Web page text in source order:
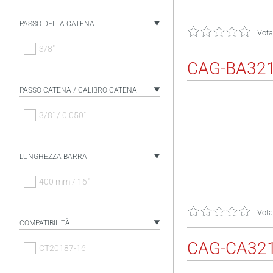
PASSO DELLA CATENA
3/8"
PASSO CATENA / CALIBRO CATENA
3/8" / 0.050"
LUNGHEZZA BARRA
400 mm / 16"
COMPATIBILITÀ
CT20187-16
CAG-
CAG-